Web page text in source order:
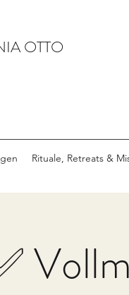
OTTO
Rituale, Retreats &